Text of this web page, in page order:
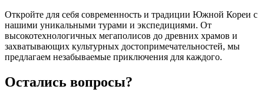
Откройте для себя современность и традиции Южной Кореи с
нашими уникальными турами и экспедициями. От
высокотехнологичных мегаполисов до древних храмов и
захватывающих культурных достопримечательностей, мы
предлагаем незабываемые приключения для каждого.
Остались вопросы?